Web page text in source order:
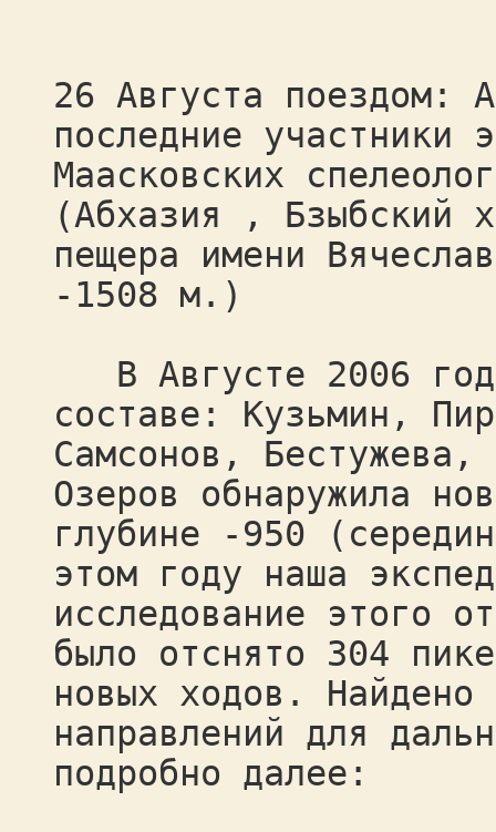
26 Августа поездом:
последние участники
Маасковских
(Абхазия , Бзыбский
пещера имени
-1508 м.)
В Августе 2006
составе: Кузьмин,
Самсонов,
Озеров обнаружила
глубине -950
этом году наша
исследование этого
было отснято 304
новых ходов. Найдено
направлений для
подробно далее: